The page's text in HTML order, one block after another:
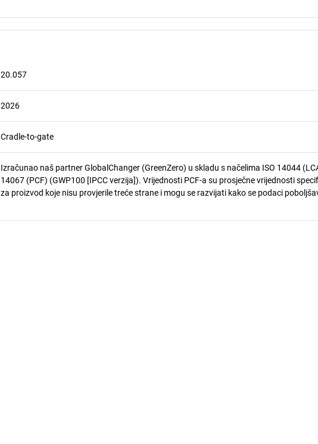
20.057
2026
Cradle-to-gate
Izračunao naš partner GlobalChanger (GreenZero) u skladu s načelima ISO 14044
14067 (PCF) (GWP100 [IPCC verzija]). Vrijednosti PCF-a su prosječne vrijednosti
za proizvod koje nisu provjerile treće strane i mogu se razvijati kako se podaci